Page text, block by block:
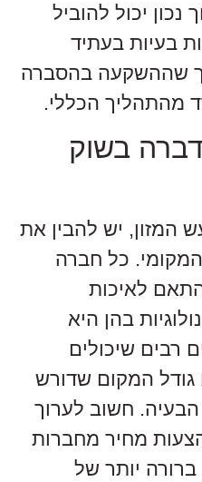
יכול להוביל
בעיות בעתיד
שההשקעה בהסברה
מהתהליך הכללי.
בשוק
המזון, יש להבין את
כל חברה
לאיכות
בהן היא
שיכולים
המקום שדורש
חשוב לערוך
מחיר מחברות
יותר של